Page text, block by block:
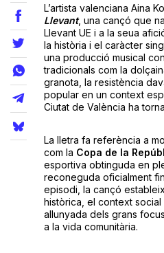
La
L’artista valenciana Aina
Llevant, una cançó que
Llevant UE i a la seua
la història i el caràcter
una producció musical
tradicionals com la
granota, la resistència
popular en un context
Ciutat de València ha
La lletra fa referència a
com la Copa de la
esportiva obtinguda en
reconeguda oficialment
episodi, la cançó
històrica, el context
allunyada dels grans
a la vida comunitària.